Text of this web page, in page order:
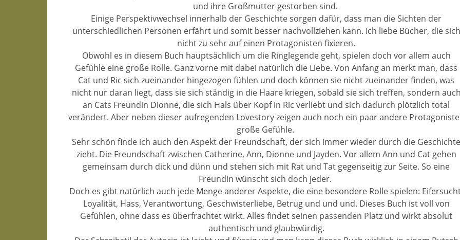
und ihre Großmutter gestorben sind.
Einige Perspektivwechsel innerhalb der Geschichte sorgen dafür, dass man die Sichten der
unterschiedlichen Personen erfährt und somit besser nachvollziehen kann. Ich liebe Bücher, die sich
nicht zu sehr auf einen Protagonisten fixieren.
Obwohl es in diesem Buch hauptsächlich um die Ringlegende geht, spielen doch vor allem auch
Gefühle eine große Rolle. Ganz vorne mit dabei natürlich die Liebe. Von Anfang an merkt man, dass
Cat und Ric sich zueinander hingezogen fühlen und doch können sie nicht zueinander finden, was
nicht nur daran liegt, dass sie sich ständig in die Haare kriegen, sobald sie sich treffen, sondern auch
an Cats Freundin Dionne, die sich Hals über Kopf in Ric verliebt und sich dadurch plötzlich total
verändert. Aber neben dieser aufregenden Lovestory zeigen auch noch ein paar andere
große Gefühle.
Sehr schön finde ich auch den Aspekt der Freundschaft, der sich immer wieder durch die Geschichte
zieht. Die Freundschaft zwischen Catherine, Ann, Dionne und Jayden. Vor allem Ann und Cat gehen
gemeinsam durch dick und dünn und stehen sich mit Rat und Tat gegenseitig zur Seite. So eine
Freundin wünscht sich doch jeder.
Doch es gibt natürlich auch jede Menge anderer Aspekte, die eine besondere Rolle spielen:
Loyalität, Hass, Verantwortung, Geschwisterliebe, Betrug und und und. Dieses Buch ist voll von
Gefühlen, ohne dass es überfrachtet wirkt. Alles findet seinen passenden Platz und wirkt absolut
authentisch und glaubwürdig.